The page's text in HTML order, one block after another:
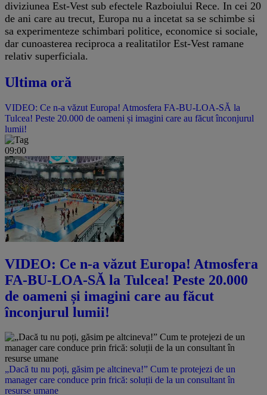
diviziunea Est-Vest sub efectele Razboiului Rece. In cei 20
de ani care au trecut, Europa nu a incetat sa se schimbe si
sa experimenteze schimbari politice, economice si sociale,
dar cunoasterea reciproca a realitatilor Est-Vest ramane
relativ superficiala.
Ultima oră
VIDEO: Ce n-a văzut Europa! Atmosfera FA-BU-LOA-SĂ la
Tulcea! Peste 20.000 de oameni și imagini care au făcut înconjurul
lumii!
09:00
VIDEO: Ce n-a văzut Europa! Atmosfera
FA-BU-LOA-SĂ la Tulcea! Peste 20.000
de oameni și imagini care au făcut
înconjurul lumii!
„Dacă tu nu poți, găsim pe altcineva!” Cum te protejezi de un
manager care conduce prin frică: soluții de la un consultant în
resurse umane